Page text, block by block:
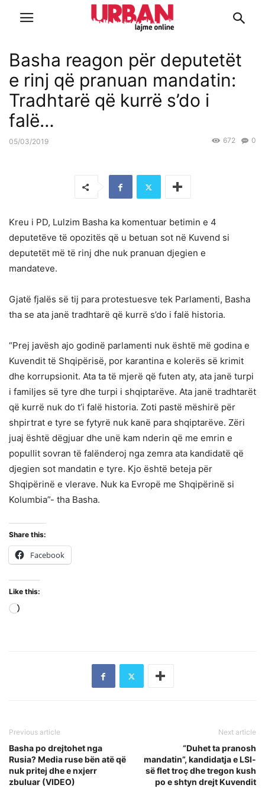
Basha reagon për deputetët
e rinj që pranuan mandatin:
Tradhtarë që kurrë s’do i
falë…
05/03/2019 0
672
Kreu i PD, Lulzim Basha ka komentuar betimin e 4
deputetëve të opozitës që u betuan sot në Kuvend si
deputetët më të rinj dhe nuk pranuan djegien e
mandateve.
Gjatë fjalës së tij para protestuesve tek Parlamenti, Basha
tha se ata janë tradhtarë që kurrë s’do i falë historia.
“Prej javësh ajo godinë parlamenti nuk është më godina e
Kuvendit të Shqipërisë, por karantina e kolerës së krimit
dhe korrupsionit. Ata ta të mjerë që futen aty, ata janë turpi
i familjes së tyre dhe turpi i shqiptarëve. Ata janë tradhtarët
që kurrë nuk do t’i falë historia. Zoti pastë mëshirë për
shpirtrat e tyre se fytyrë nuk kanë para shqiptarëve. Zëri
juaj është dëgjuar dhe unë kam nderin që me emrin e
popullit sovran të falënderoj nga zemra ata kandidatë që
djegien sot mandatin e tyre. Kjo është beteja për
Shqipërinë e vlerave. Nuk ka Evropë me Shqipërinë si
Kolumbia”- tha Basha.
Share this:
Facebook
Like this:
Previous article
Basha po drejtohet nga
Rusia? Media ruse bën atë që
nuk pritej dhe e nxjerr
zbuluar (VIDEO)
Next article
“Duhet ta pranosh
mandatin”, kandidatja e LSI-
së flet troç dhe tregon kush
po e shtyn drejt Kuvendit